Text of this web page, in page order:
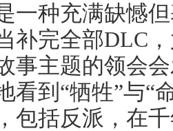
一种充满缺憾
补完全部DLC
事主题的领会
看到“牺牲”与“
包括反派，在